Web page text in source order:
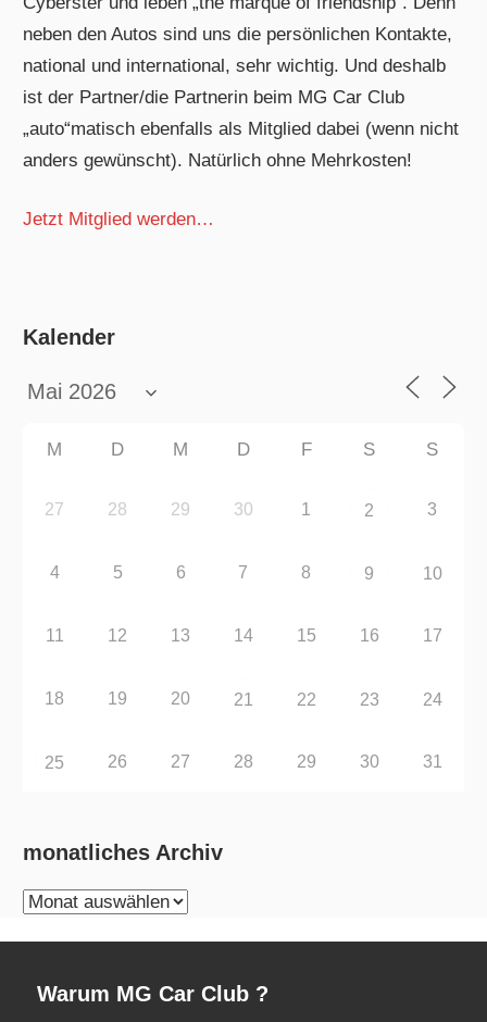
neben den Autos sind uns die persönlichen Kontakte,
national und international, sehr wichtig. Und deshalb
ist der Partner/die Partnerin beim MG Car Club
„auto“matisch ebenfalls als Mitglied dabei (wenn nicht
anders gewünscht). Natürlich ohne Mehrkosten!
Jetzt Mitglied werden…
Kalender
M D M D F S S
27 28 29 30 1 2 3
4 5 6 7 8 9 10
11 12 13 14 15 16 17
18 19 20 21 22 23 24
25 26 27 28 29 30 31
monatliches Archiv
monatliches
Warum MG Car Club ?